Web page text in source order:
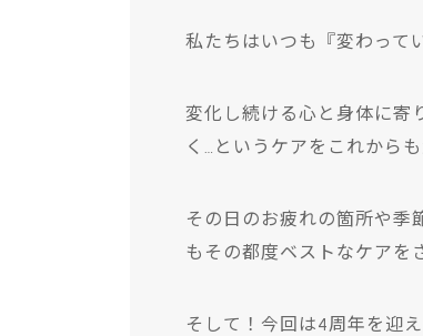
私たちはいつも『変わって
変化し続ける心と身体に寄
く…というケアをこれから
その日のお疲れの箇所や季
もその都度ベストなケアを
そして！今回は4周年を迎